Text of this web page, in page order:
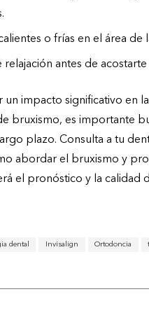
o frías en el área
relajación antes de
impacto significativo en
bruxismo, es importante
plazo. Consulta a tu
abordar el bruxismo y
el pronóstico y la calidad
dental Invisalign Ortodoncia